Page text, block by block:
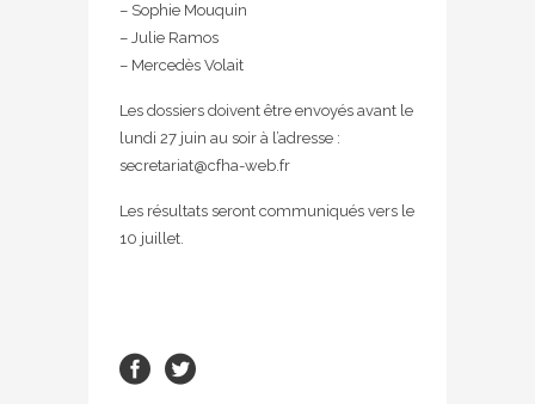
– Sophie Mouquin
– Julie Ramos
– Mercedès Volait
Les dossiers doivent être envoyés avant le
lundi 27 juin au soir à l’adresse :
secretariat@cfha-web.fr
Les résultats seront communiqués vers le
10 juillet.